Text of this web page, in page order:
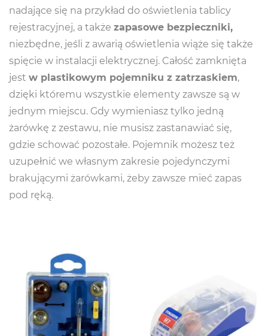
nadające się na przykład do oświetlenia tablicy
rejestracyjnej, a także zapasowe bezpieczniki,
niezbędne, jeśli z awarią oświetlenia wiąże się także
spięcie w instalacji elektrycznej. Całość zamknięta
jest w plastikowym pojemniku z zatrzaskiem,
dzięki któremu wszystkie elementy zawsze są w
jednym miejscu. Gdy wymieniasz tylko jedną
żarówkę z zestawu, nie musisz zastanawiać się,
gdzie schować pozostałe. Pojemnik możesz też
uzupełnić we własnym zakresie pojedynczymi
brakującymi żarówkami, żeby zawsze mieć zapas
pod ręką.